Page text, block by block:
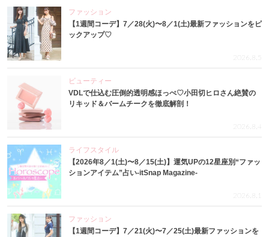
ファッション
【1週間コーデ】7／28(火)〜8／1(土)最新ファッションをピ
ックアップ♡
2026.8.5
ビューティー
VDLで仕込む圧倒的透明感ほっぺ♡小田切ヒロさん絶賛の
リキッド＆バームチークを徹底解剖！
2026.8.4
ライフスタイル
【2026年8／1(土)〜8／15(土)】運気UPの12星座別“ファッ
ションアイテム”占い-itSnap Magazine-
2026.8.1
ファッション
【1週間コーデ】7／21(火)〜7／25(土)最新ファッションを